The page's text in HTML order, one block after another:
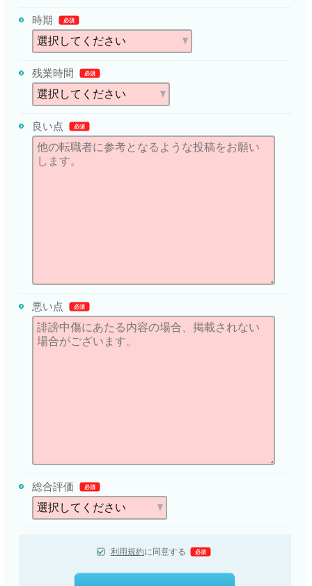
時期 必須
残業時間 必須
良い点 必須
悪い点 必須
総合評価 必須
利用規約に同意する 必須